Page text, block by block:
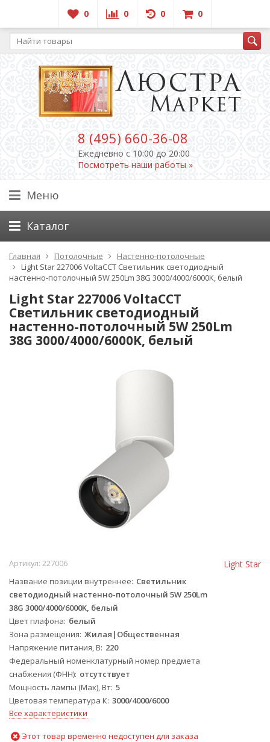
0 0 0 0
8 (495) 660-36-08
Ежедневно c 10:00 до 20:00
Посмотреть наши работы »
Меню
Каталог
Главная Потолочные
Настенно-потолочные
Light Star 227006 VoltaCCT Светильник светодиодный
настенно-потолочный 5W 250Lm 38G 3000/4000/6000K, белый
Light Star 227006 VoltaCCT
Светильник светодиодный
настенно-потолочный 5W 250Lm
38G 3000/4000/6000K, белый
Light Star
Артикул: 227006
Название позиции внутреннее Светильник
светодиодный настенно-потолочный 5W 250Lm
38G 3000/4000/6000K, белый
Цвет плафона белый
Зона размещения Жилая|Общественная
Напряжение питания, В 220
Федеральный номенклатурный номер предмета
снабжения (ФНН) отсутствует
Мощность лампы (Max), Вт 5
Цветовая температура К 3000/4000/6000
Все характеристики
Этот товар временно недоступен для заказа